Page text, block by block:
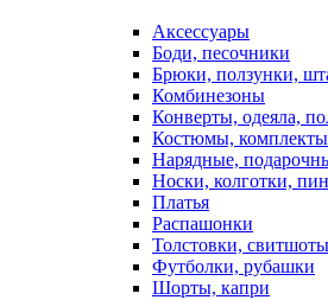
Аксессуары
Боди, песочники
Брюки, ползунки,
Комбинезоны
Конверты, одеяла,
Костюмы, комплекты
Нарядные,
Носки, колготки,
Платья
Распашонки
Толстовки,
Футболки, рубашки
Шорты, капри